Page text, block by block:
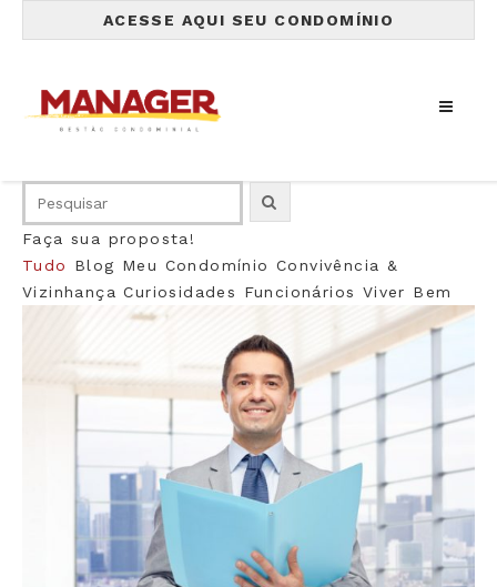
ACESSE AQUI SEU CONDOMÍNIO
Faça sua proposta!
Tudo
Blog Meu Condomínio Convivência &
Vizinhança Curiosidades Funcionários Viver Bem